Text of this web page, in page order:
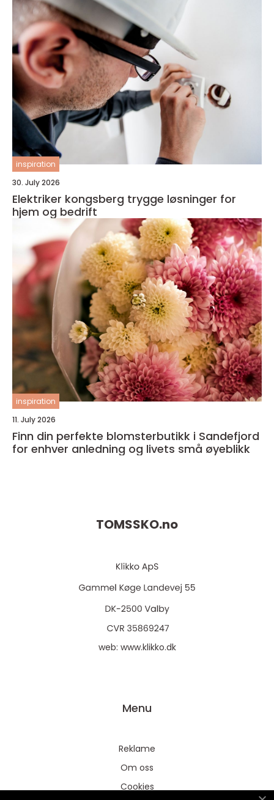
inspiration
30. July 2026
Elektriker kongsberg trygge løsninger for
hjem og bedrift
inspiration
11. July 2026
Finn din perfekte blomsterbutikk i Sandefjord
for enhver anledning og livets små øyeblikk
TOMSSKO.no
web: www.klikko.dk
Menu
Reklame
Om oss
Cookies